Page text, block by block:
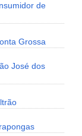
de
Grossa
José dos